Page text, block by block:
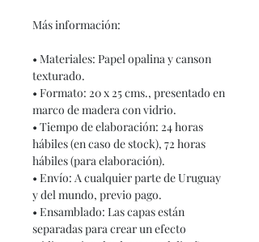
Más información:
• Materiales: Papel opalina y canson
texturado.
• Formato: 20 x 25 cms., presentado en
marco de madera con vidrio.
• Tiempo de elaboración: 24 horas
hábiles (en caso de stock), 72 horas
hábiles (para elaboración).
• Envío: A cualquier parte de Uruguay
y del mundo, previo pago.
• Ensamblado: Las capas están
separadas para crear un efecto